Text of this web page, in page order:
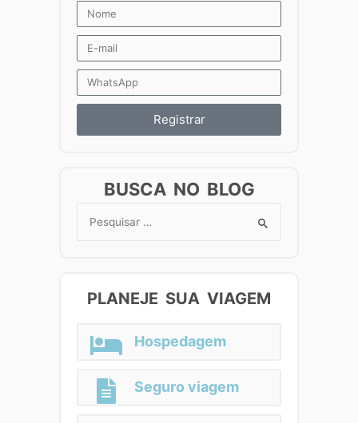
Registrar
BUSCA NO BLOG
Search
PLANEJE SUA VIAGEM
Hospedagem
Seguro viagem